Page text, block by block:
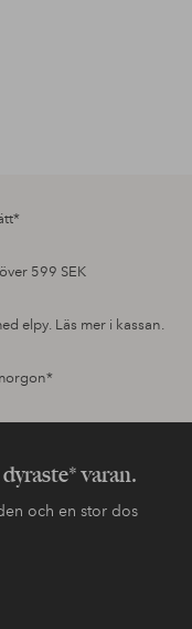
599 SEK
elpy. Läs mer i kassan.
varan.
och en stor dos